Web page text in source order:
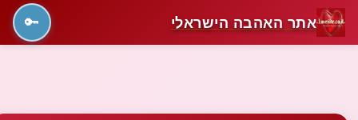
אתר האהבה הישראלי 🔑